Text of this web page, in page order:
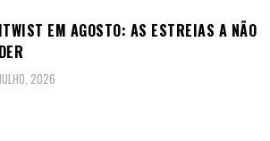
EM AGOSTO: AS ESTREIAS A NÃO
2026